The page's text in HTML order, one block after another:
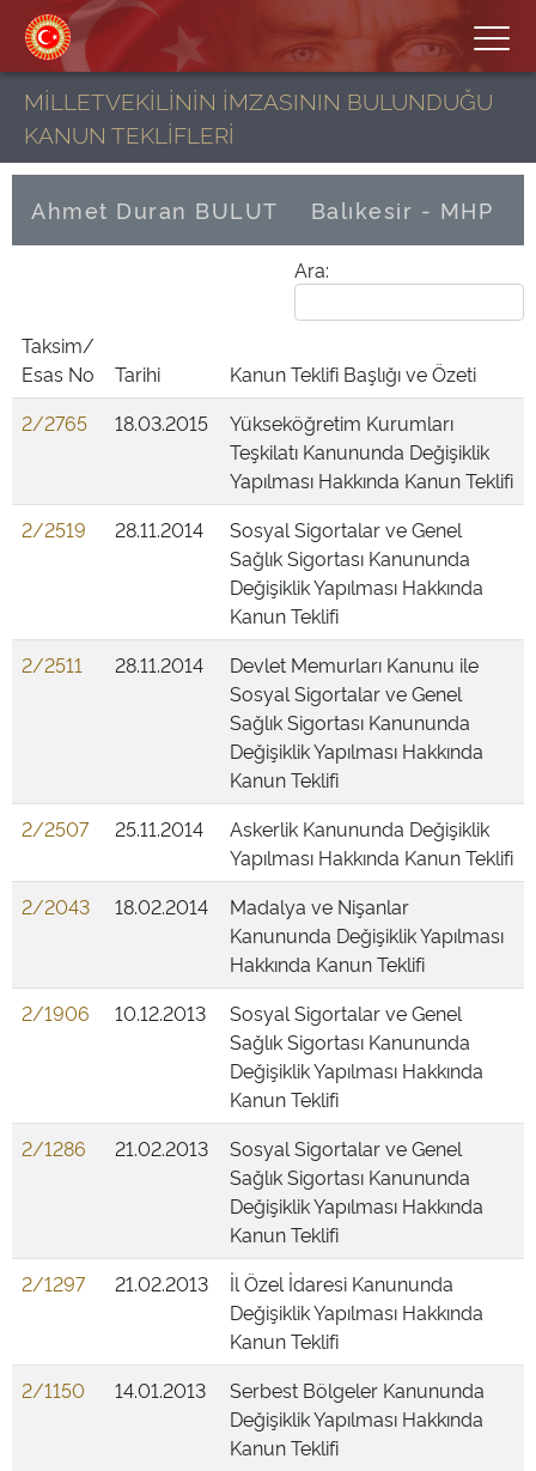
MİLLETVEKİLİNİN İMZASININ BULUNDUĞU
KANUN TEKLİFLERİ
Ahmet Duran BULUT Balıkesir - MHP
Ara:
Taksim/
Esas No
Tarihi
Kanun Teklifi Başlığı ve Özeti
2/2765
18.03.2015
Yükseköğretim Kurumları
Teşkilatı Kanununda Değişiklik
Yapılması Hakkında Kanun Teklifi
2/2519
28.11.2014
Sosyal Sigortalar ve Genel
Sağlık Sigortası Kanununda
Değişiklik Yapılması Hakkında
Kanun Teklifi
2/2511
28.11.2014
Devlet Memurları Kanunu ile
Sosyal Sigortalar ve Genel
Sağlık Sigortası Kanununda
Değişiklik Yapılması Hakkında
Kanun Teklifi
2/2507
25.11.2014
Askerlik Kanununda Değişiklik
Yapılması Hakkında Kanun Teklifi
2/2043
18.02.2014
Madalya ve Nişanlar
Kanununda Değişiklik Yapılması
Hakkında Kanun Teklifi
2/1906
10.12.2013
Sosyal Sigortalar ve Genel
Sağlık Sigortası Kanununda
Değişiklik Yapılması Hakkında
Kanun Teklifi
2/1286
21.02.2013
Sosyal Sigortalar ve Genel
Sağlık Sigortası Kanununda
Değişiklik Yapılması Hakkında
Kanun Teklifi
2/1297
21.02.2013
İl Özel İdaresi Kanununda
Değişiklik Yapılması Hakkında
Kanun Teklifi
2/1150
14.01.2013
Serbest Bölgeler Kanununda
Değişiklik Yapılması Hakkında
Kanun Teklifi